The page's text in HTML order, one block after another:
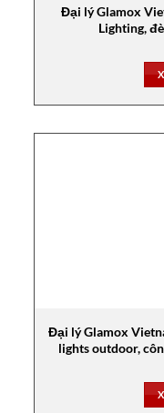
Đại lý Glamox
Lighting,
Đại lý Glamox
lights outdoor,